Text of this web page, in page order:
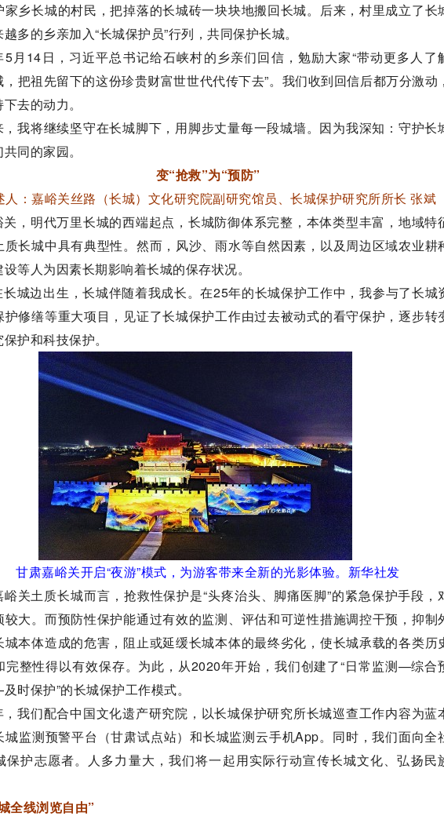
家乡长城的村民，把掉落的长城砖一块块地搬回长城。后来，村里成立了长
多的乡亲加入“长城保护员”行列，共同保护长城。
14日，习近平总书记给石峡村的乡亲们回信，勉励大家“带动更多人了
把祖先留下的这份珍贵财富世世代代传下去”。我们收到回信后都万分激动
去的动力。
将继续坚守在长城脚下，用脚步丈量每一段城墙。因为我深知：守护长
同的家园。
变“抢救”为“预防”
人：嘉峪关丝路（长城）文化研究院副研究馆员、长城保护研究所所长 张斌
明代万里长城的西端起点，长城防御体系完整，本体类型丰富，地域特
质长城中具有典型性。然而，风沙、雨水等自然因素，以及周边区域农业耕
等人为因素长期影响着长城的保存状况。
边出生，长城伴随着我成长。在25年的长城保护工作中，我参与了长城
护修缮等重大项目，见证了长城保护工作由过去被动式的看守保护，逐步转
护和科技保护。
甘肃嘉峪关开启“夜游”模式，为游客带来全新的光影体验。新华社发
土质长城而言，抢救性保护是“头疼治头、脚痛医脚”的紧急保护手段，
较大。而预防性保护能通过有效的监测、评估和可逆性措施调控干预，抑制
城本体造成的危害，阻止或延缓长城本体的最终劣化，使长城承载的各类历
完整性得以有效保存。为此，从2020年开始，我们创建了“日常监测—综合
时保护”的长城保护工作模式。
们配合中国文化遗产研究院，以长城保护研究所长城巡查工作内容为蓝
城监测预警平台（甘肃试点站）和长城监测云手机App。同时，我们面向全
保护志愿者。人多力量大，我们将一起用实际行动宣传长城文化、弘扬民
全线浏览自由”